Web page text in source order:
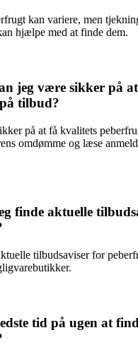
kan variere, men
hjælpe med at finde dem.
jeg være sikker på
tilbud?
på at få kvalitets
omdømme og læse
finde aktuelle
tilbudsaviser for
tid på ugen at